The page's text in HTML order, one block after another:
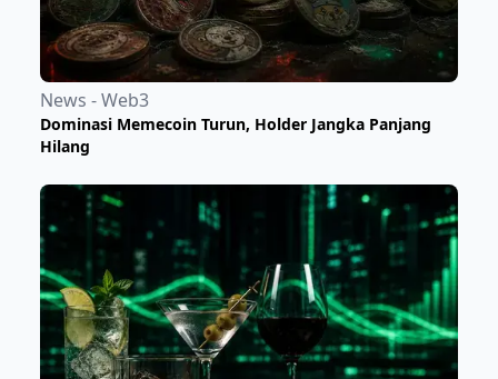
News - Web3
Dominasi Memecoin Turun, Holder Jangka Panjang
Hilang